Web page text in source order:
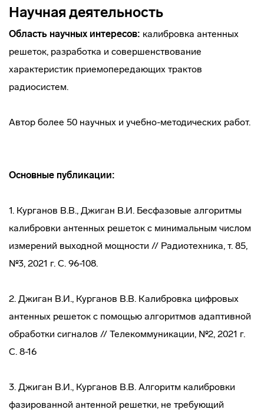
Научная деятельность
Область научных интересов: калибровка антенных
решеток, разработка и совершенствование
характеристик приемопередающих трактов
радиосистем.
Автор более 50 научных и учебно-методических работ.
Основные публикации:
1. Курганов В.В., Джиган В.И. Бесфазовые алгоритмы
калибровки антенных решеток с минимальным числом
измерений выходной мощности // Радиотехника, т. 85,
№3, 2021 г. С. 96-108.
2. Джиган В.И., Курганов В.В. Калибровка цифровых
антенных решеток с помощью алгоритмов адаптивной
обработки сигналов // Телекоммуникации, №2, 2021 г.
С. 8-16
3. Джиган В.И., Курганов В.В. Алгоритм калибровки
фазированной антенной решетки, не требующий